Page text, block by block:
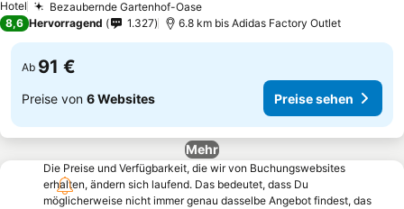
Hotel Bezaubernde Gartenhof-OasePreise sehen
8,6 Hervorragend 1.327 6.8 km bis Adidas Factory Outlet
Ab 91 €
Preise von 6 Websites Preise sehen
Mehr
Die Preise und Verfügbarkeit, die wir von Buchungswebsites
erhalten, ändern sich laufend. Das bedeutet, dass Du
möglicherweise nicht immer genau dasselbe Angebot findest, das